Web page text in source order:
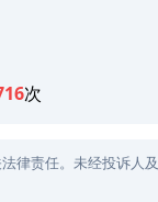
次
律责任。未经投诉人及